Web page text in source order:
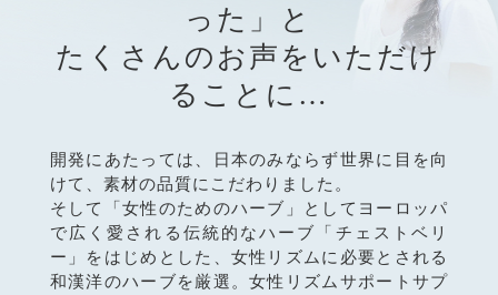
った」と
たくさんのお声をいただけ
ることに…
開発にあたっては、日本のみならず世界に目を向
けて、素材の品質にこだわりました。
そして「女性のためのハーブ」としてヨーロッパ
で広く愛される伝統的なハーブ「チェストベリ
ー」をはじめとした、女性リズムに必要とされる
和漢洋のハーブを厳選。女性リズムサポートサプ